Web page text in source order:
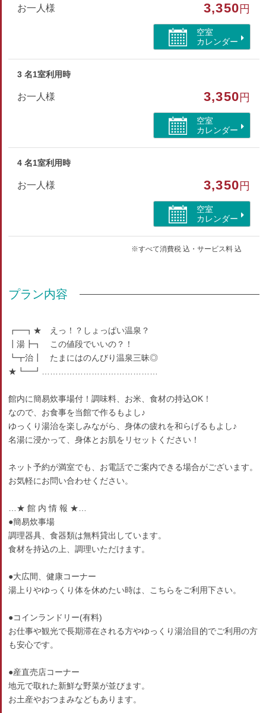
和室
禁煙/インターネットができる部屋
お一人様 3,350 円
空室
カレンダー
3 名1室利用時
お一人様 3,350 円
空室
カレンダー
4 名1室利用時
お一人様 3,350 円
空室
カレンダー
※すべて消費税 込・サービス料 込
プラン内容
┏━┓★ えっ！？しょっぱい温泉？
┃湯┣┓ この値段でいいの？！
┗┳治┃ たまにはのんびり温泉三昧◎
★┗━┛……………………………………
館内に簡易炊事場付！調味料、お米、食材の持込OK！
なので、お食事を当館で作るもよし♪
ゆっくり湯治を楽しみながら、身体の疲れを和らげるもよし♪
名湯に浸かって、身体とお肌をリセットください！
ネット予約が満室でも、お電話でご案内できる場合がございます。
お気軽にお問い合わせください。
…★ 館 内 情 報 ★…
●簡易炊事場
調理器具、食器類は無料貸出しています。
食材を持込の上、調理いただけます。
●大広間、健康コーナー
湯上りやゆっくり体を休めたい時は、こちらをご利用下さい。
●コインランドリー(有料)
お仕事や観光で長期滞在される方やゆっくり湯治目的でご利用の方
も安心です。
●産直売店コーナー
地元で取れた新鮮な野菜が並びます。
お土産やおつまみなどもあります。